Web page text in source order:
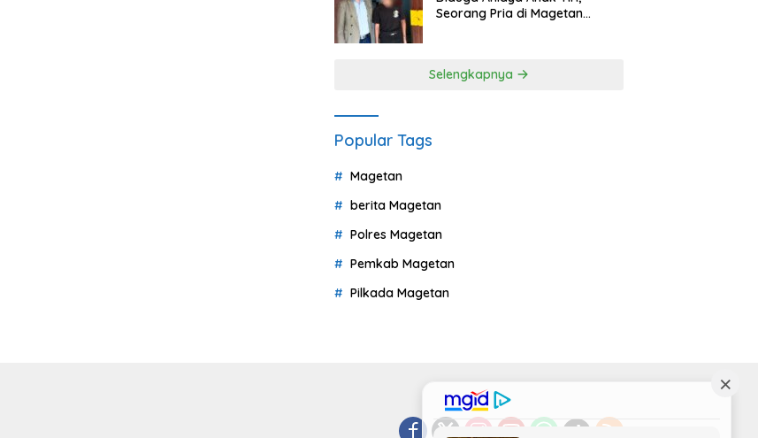
Seorang Pria di Magetan
Selengkapnya
Popular Tags
Magetan
berita Magetan
Polres Magetan
Pemkab Magetan
Pilkada Magetan